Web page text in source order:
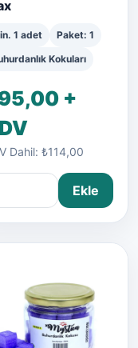
1 adet
Paket: 1
Kokuları
+
Dahil: ₺114,00
Ekle